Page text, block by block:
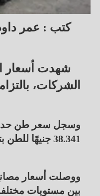
كتب : عمر
الشركات،
38.341 جنيهًا للطن بتراجع 243 جنيهًا.